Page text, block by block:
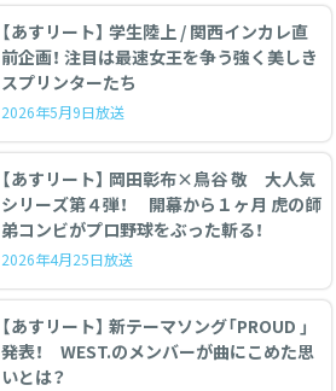
【あすリート】 学生陸上 / 関西インカレ直
前企画！ 注目は最速女王を争う強く美しき
スプリンターたち
2026年5月9日放送
【あすリート】 岡田彰布×鳥谷 敬 大人気
シリーズ第４弾！ 開幕から１ヶ月 虎の師
弟コンビがプロ野球をぶった斬る！
2026年4月25日放送
【あすリート】 新テーマソング「PROUD 」
発表！ WEST.のメンバーが曲にこめた思
いとは？